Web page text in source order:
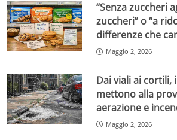
“Senza zuccheri
zuccheri” o “a
differenze che
Maggio 2, 2026
Dai viali ai cortili,
mettono alla
aerazione e
Maggio 2, 2026